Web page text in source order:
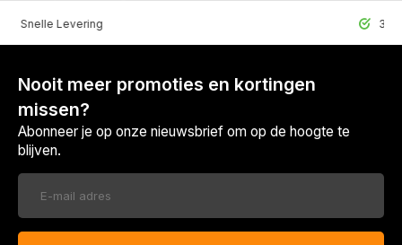
Levering 30 Dagen
Nooit meer promoties en kortingen
missen?
Abonneer je op onze nieuwsbrief om op de hoogte te
blijven.